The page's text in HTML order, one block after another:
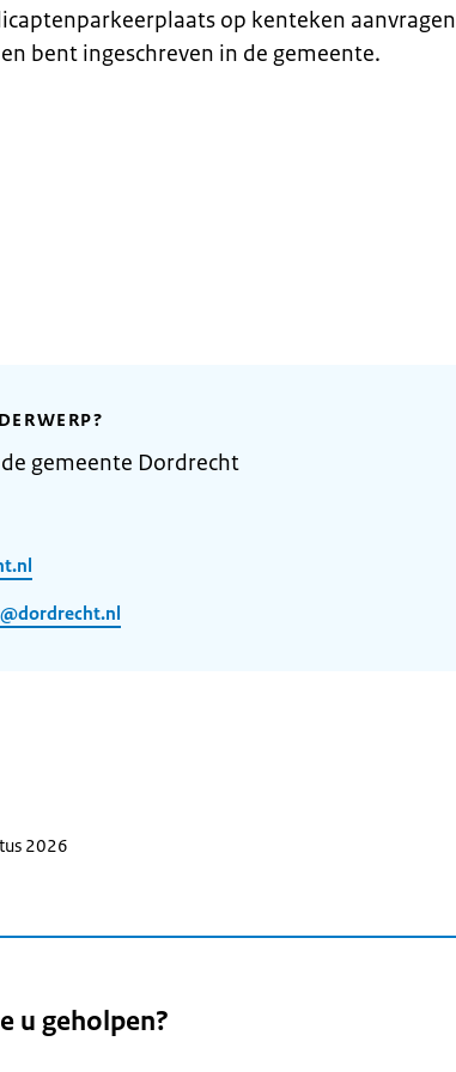
op kenteken aanvragen
bent ingeschreven in de gemeente.
gemeente Dordrecht
2026
u geholpen?